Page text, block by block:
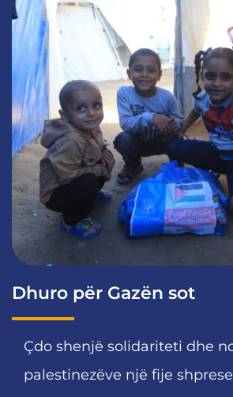
Dhuro për Gazën sot
Çdo shenjë solidariteti dhe
palestinezëve një fije